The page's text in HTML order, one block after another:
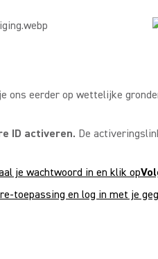
eerder op wettelijke
ID activeren. De
je wachtwoord in en klik op
toepassing en log in met je